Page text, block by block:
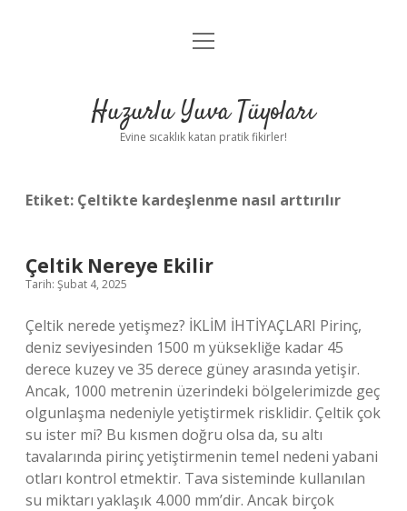
Anasayfa
Yasal Uyarı
menüyü
Huzurlu Yuva Tüyoları
Evine sıcaklık katan pratik fikirler!
Etiket: Çeltikte kardeşlenme nasıl arttırılır
Çeltik Nereye Ekilir
Tarih: Şubat 4, 2025
Çeltik nerede yetişmez? İKLİM İHTİYAÇLARI Pirinç,
deniz seviyesinden 1500 m yüksekliğe kadar 45
derece kuzey ve 35 derece güney arasında yetişir.
Ancak, 1000 metrenin üzerindeki bölgelerimizde geç
olgunlaşma nedeniyle yetiştirmek risklidir. Çeltik çok
su ister mi? Bu kısmen doğru olsa da, su altı
tavalarında pirinç yetiştirmenin temel nedeni yabani
otları kontrol etmektir. Tava sisteminde kullanılan
su miktarı yaklaşık 4.000 mm’dir. Ancak birçok